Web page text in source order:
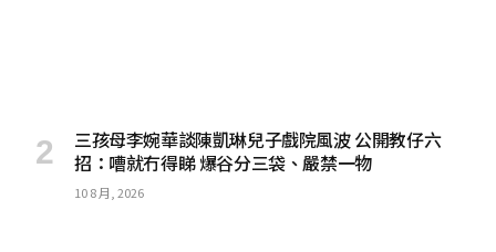
三孩母李婉華談陳凱琳兒子戲院風波 公開教仔六
招：嘈就冇得睇 爆谷分三袋、嚴禁一物
10 8 月, 2026